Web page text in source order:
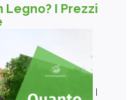
Legno? I Prezzi